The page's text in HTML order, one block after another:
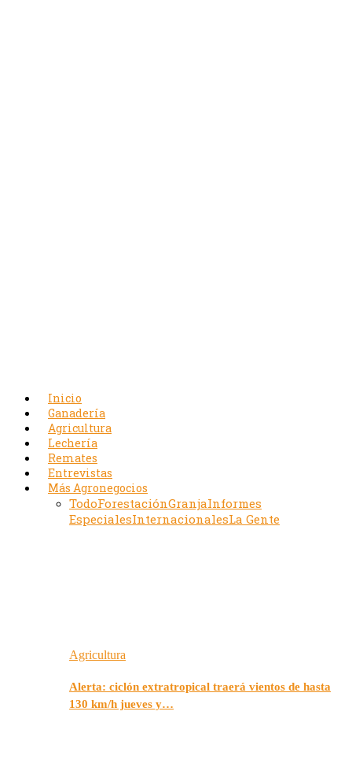
Inicio
Ganadería
Agricultura
Lechería
Remates
Entrevistas
Más Agronegocios
TodoForestaciónGranjaInformes
EspecialesInternacionalesLa Gente
Agricultura
Alerta: ciclón extratropical traerá vientos de hasta
130 km/h jueves y…